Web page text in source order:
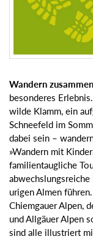
Wandern
besonderes
wilde Klamm, ein
Schneefeld im
dabei sein –
»Wandern mit
familientaugliche
urigen Almen
Chiemgauer Alpen,
und Allgäuer Alpen
sind alle illustriert